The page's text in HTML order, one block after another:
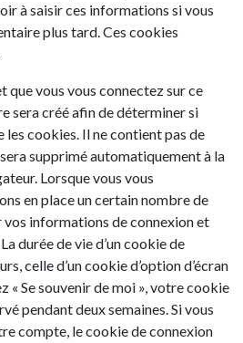
à saisir ces informations si vous
plus tard. Ces cookies
que vous vous connectez sur ce
sera créé afin de déterminer si
cookies. Il ne contient pas de
supprimé automatiquement à la
Lorsque vous vous
en place un certain nombre de
informations de connexion et
durée de vie d’un cookie de
celle d’un cookie d’option d’écran
« Se souvenir de moi », votre cookie
pendant deux semaines. Si vous
compte, le cookie de connexion